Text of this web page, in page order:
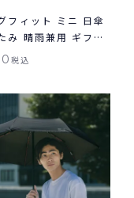
フィット ミニ 日傘
み 晴雨兼用 ギフト
無料 Wpc.
税込